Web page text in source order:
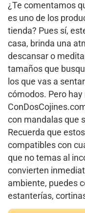
¿Te comentamos
es uno de los
tienda? Pues sí,
casa, brinda una
descansar o
tamaños que
los que vas a
cómodos. Pero
con mandalas que
Recuerda que
compatibles con
que no temas al
convierten
ambiente, puedes
estanterías,